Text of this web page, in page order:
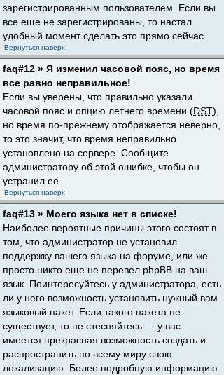
зарегистрированным пользователем. Если вы
все еще не зарегистрированы, то настал
удобный момент сделать это прямо сейчас.
Вернуться наверх
faq#12 » Я изменил часовой пояс, но время
все равно неправильное!
Если вы уверены, что правильно указали
часовой пояс и опцию летнего времени (DST),
но время по-прежнему отображается неверно,
то это значит, что время неправильно
установлено на сервере. Сообщите
администратору об этой ошибке, чтобы он
устранил ее.
Вернуться наверх
faq#13 » Моего языка нет в списке!
Наиболее вероятные причины этого состоят в
том, что администратор не установил
поддержку вашего языка на форуме, или же
просто никто еще не перевел phpBB на ваш
язык. Поинтересуйтесь у администратора, есть
ли у него возможность установить нужный вам
языковый пакет. Если такого пакета не
существует, то не стесняйтесь — у вас
имеется прекрасная возможность создать и
распространить по всему миру свою
локализацию. Более подробную информацию